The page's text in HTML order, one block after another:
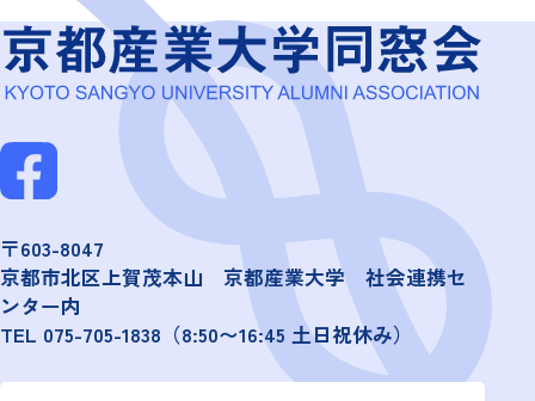
〒603-8047
京都市北区上賀茂本山 京都産業大学 社会連携セ
ンター内
TEL 075-705-1838 （8:50〜16:45 土日祝休み）